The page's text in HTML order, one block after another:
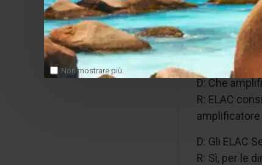
Non mostrare più.
FAQ SEO
D: Gli ELAC
R: Sì, sono
D: Che
R: ELAC
amplificatore
D: Gli ELAC
R: Sì, per le